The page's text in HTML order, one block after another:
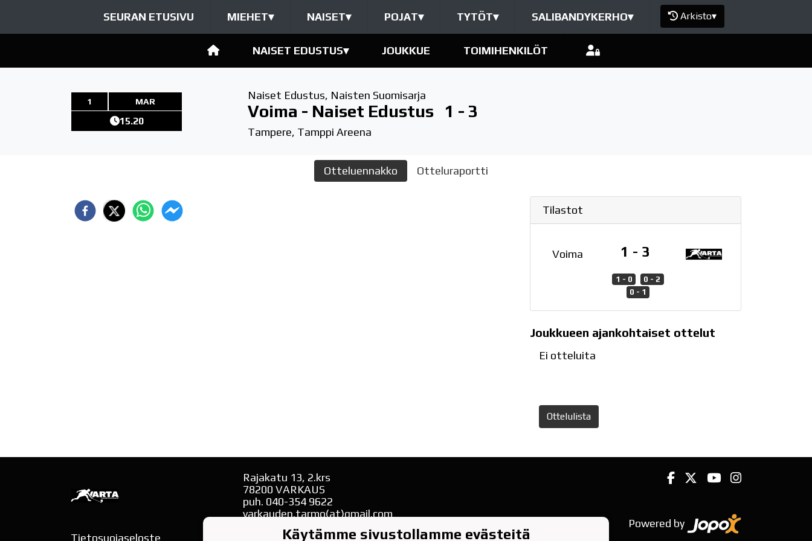
SEURAN ETUSIVU MIEHET▾ NAISET▾ POJAT▾ TYTÖT▾ SALIBANDYKERHO▾ Arkisto▾
NAISET EDUSTUS▾ JOUKKUE TOIMIHENKILÖT
1 MAR
15.20
Naiset Edustus, Naisten Suomisarja
Voima - Naiset Edustus 1 - 3
Tampere, Tamppi Areena
Otteluennakko Otteluraportti
Tilastot
Voima 1 - 3
1 - 0
0 - 2
0 - 1
Joukkueen ajankohtaiset ottelut
Ei otteluita
Ottelulista
Tietosuojaseloste
Rajakatu 13, 2.krs
78200 VARKAUS
puh. 040-354 9622
varkauden.tarmo(at)gmail.com
Powered by
Käytämme sivustollamme evästeitä